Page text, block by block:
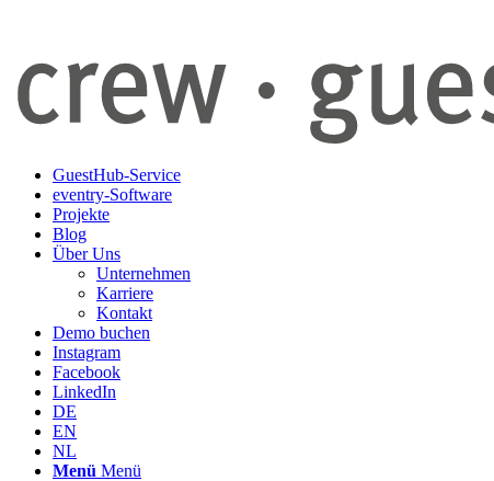
GuestHub-Service
eventry-Software
Projekte
Blog
Über Uns
Unternehmen
Karriere
Kontakt
Demo buchen
Instagram
Facebook
LinkedIn
DE
EN
NL
Menü Menü